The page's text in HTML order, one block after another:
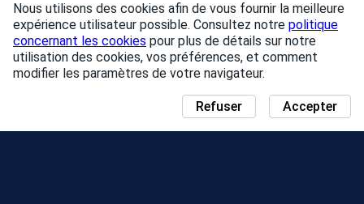
Nous utilisons des cookies afin de vous fournir la meilleure
expérience utilisateur possible. Consultez notre politique
concernant les cookies pour plus de détails sur notre
utilisation des cookies, vos préférences, et comment
modifier les paramètres de votre navigateur.
Accepter
Refuser